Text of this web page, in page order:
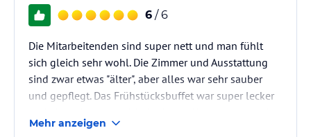
6 / 6
Die Mitarbeitenden sind super nett und man fühlt
sich gleich sehr wohl. Die Zimmer und Ausstattung
sind zwar etwas "älter", aber alles war sehr sauber
und gepflegt. Das Frühstücksbuffet war super lecker
der wunderschöne Biergarten sind sehr zu
Mehr anzeigen